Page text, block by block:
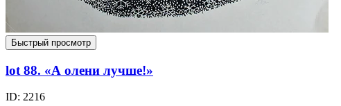
Быстрый просмотр
lot 88. «А олени лучше!»
ID: 2216